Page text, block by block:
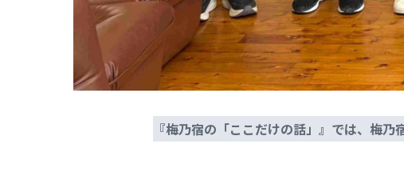
『梅乃宿の「ここだけの話」』では、梅